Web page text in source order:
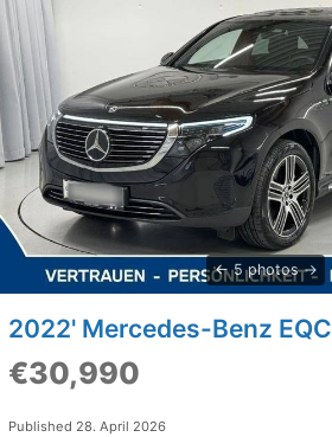
5 photos
2022' Mercedes-Benz EQC
€30,990
Published 28. April 2026